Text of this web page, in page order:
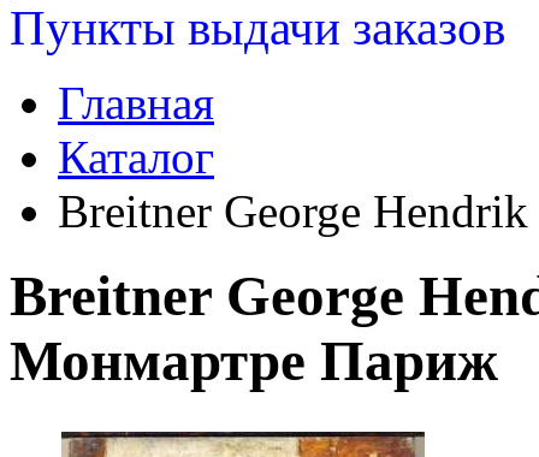
Пункты выдачи заказов
Главная
Каталог
Breitner George
Breitner George
Монмартре Париж